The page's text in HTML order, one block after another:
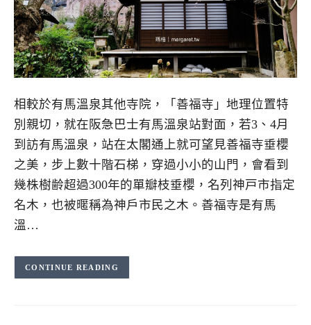
相較於有馬溫泉其他寺院，「善福寺」地理位置特
別親切，就在阪急巴士有馬溫泉站對面，若3、4月
到訪有馬溫泉，站在太閣通上就可望見善福寺垂櫻
之美，步上數十階石梯，穿過小小的山門，會看到
幾株樹齢超過300年的單瓣枝垂櫻，名列神戸市指定
名木，也被暱稱為神戶市民之木。善福寺是有馬
溫…
CONTINUE READING